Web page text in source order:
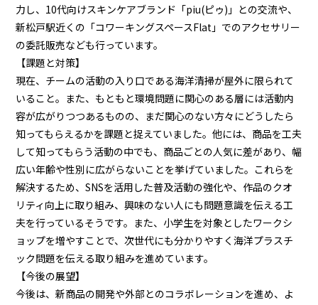
力し、10代向けスキンケアブランド「piu(ピゥ)」との交流や、
新松戸駅近くの「コワーキングスペースFlat」でのアクセサリー
の委託販売なども行っています。
【課題と対策】
現在、チームの活動の入り口である海洋清掃が屋外に限られて
いること。また、もともと環境問題に関心のある層には活動内
容が広がりつつあるものの、まだ関心のない方々にどうしたら
知ってもらえるかを課題と捉えていました。他には、商品を工夫
して知ってもらう活動の中でも、商品ごとの人気に差があり、幅
広い年齢や性別に広がらないことを挙げていました。これらを
解決するため、SNSを活用した普及活動の強化や、作品のクオ
リティ向上に取り組み、興味のない人にも問題意識を伝える工
夫を行っているそうです。また、小学生を対象としたワークシ
ョップを増やすことで、次世代にも分かりやすく海洋プラスチ
ック問題を伝える取り組みを進めています。
【今後の展望】
今後は、新商品の開発や外部とのコラボレーションを進め、よ